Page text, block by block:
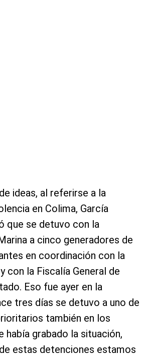
ideas, al referirse a la
en Colima, García
que se detuvo con la
a cinco generadores de
en coordinación con la
con la Fiscalía General de
Eso fue ayer en la
tres días se detuvo a uno de
también en los
había grabado la situación,
estas detenciones estamos